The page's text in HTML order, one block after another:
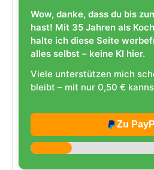
Wow, danke, dass du bis zum Ende gelesen
hast! Mit 35 Jahren als
halte ich diese Seite
alles selbst – keine KI hier.
Viele unterstützen mich schon, damit es so
bleibt – mit nur 0,50 €
Zu